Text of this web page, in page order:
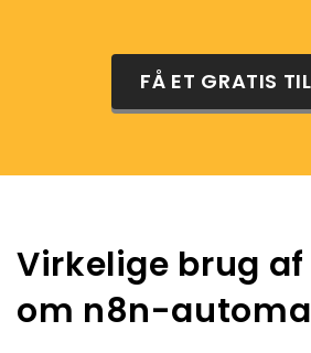
FÅ ET GRATIS
Virkelige brug
om n8n-